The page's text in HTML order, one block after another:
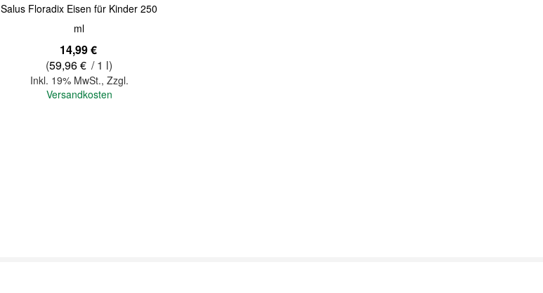
Salus Floradix Eisen für Kinder 250
ml
14,99 €
(59,96 € / 1 l)
Inkl. 19% MwSt., Zzgl.
Versandkosten